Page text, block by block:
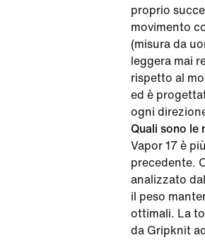
proprio
movimento
(misura da
leggera mai
rispetto al
ed è
ogni
Quali sono le
Vapor 17 è
precedente.
analizzato
il peso
ottimali. La
da Gripknit